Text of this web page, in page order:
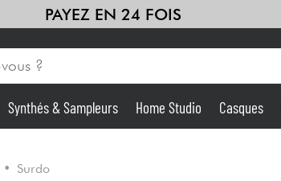
PAYEZ EN 24 FOIS
Synthés & Sampleurs Home Studio Casques
• Surdo